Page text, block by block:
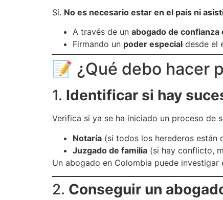
Sí. No es necesario estar en el país ni
A través de un abogado de confianza
Firmando un poder especial desde el
📝 ¿Qué debo hacer
1. Identificar si hay
Verifica si ya se ha iniciado un proceso de
Notaría (si todos los herederos están
Juzgado de familia (si hay conflicto,
Un abogado en Colombia puede investigar
2. Conseguir un